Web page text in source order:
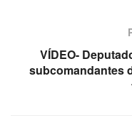
VÍDEO-
subcomandantes